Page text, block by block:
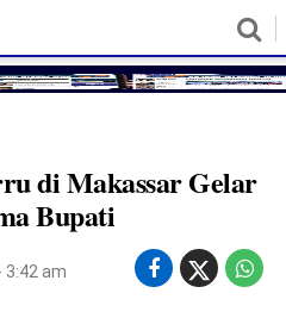
di Makassar Gelar
Bupati
3:42 am